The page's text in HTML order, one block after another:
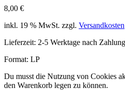
8,00 €
inkl. 19 % MwSt. zzgl. Versandkosten
Lieferzeit: 2-5 Werktage nach
Format: LP
Du musst die Nutzung von Cookies
den Warenkorb legen zu können.